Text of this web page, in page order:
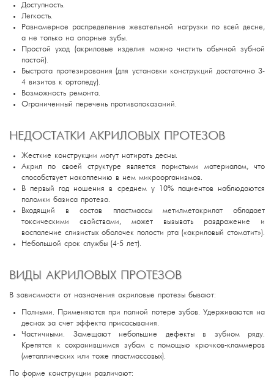
Доступность.
Легкость.
Равномерное распределение жевательной нагрузки по всей десне,
а не только на опорные зубы.
Простой уход (акриловые изделия можно чистить обычной зубной
пастой).
Быстрота протезирования (для установки конструкций достаточно 3-
4 визитов к ортопеду).
Возможность ремонта.
Ограниченный перечень противопоказаний.
НЕДОСТАТКИ АКРИЛОВЫХ ПРОТЕЗОВ
Жесткие конструкции могут натирать десны.
Акрил по своей структуре является пористыми материалом, что
способствует накоплению в нем микроорганизмов.
В первый год ношения в среднем у 10% пациентов наблюдаются
поломки базиса протеза.
Входящий в состав пластмассы метилметакрилат обладает
токсическими свойствами, может вызывать раздражение и
воспаление слизистых оболочек полости рта («акриловый стоматит»).
Небольшой срок службы (4-5 лет).
ВИДЫ АКРИЛОВЫХ ПРОТЕЗОВ
В зависимости от назначения акриловые протезы бывают:
Полными. Применяются при полной потере зубов. Удерживаются на
деснах за счет эффекта присасывания.
Частичными. Замещают небольшие дефекты в зубном ряду.
Крепятся к сохранившимся зубам с помощью крючков-кламмеров
(металлических или тоже пластмассовых).
По форме конструкции различают: